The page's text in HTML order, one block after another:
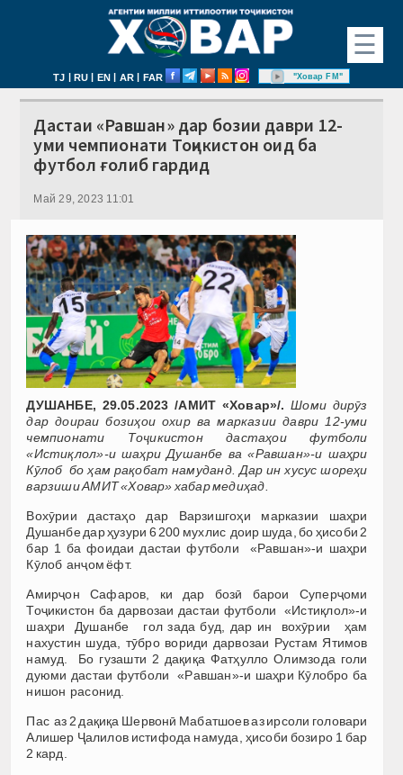
☰
TJ | RU | EN | AR | FAR "Ховар FM"
Дастаи «Равшан» дар бозии даври 12-
уми чемпионати Тоҷикистон оид ба
футбол ғолиб гардид
Май 29, 2023 11:01
ДУШАНБЕ, 29.05.2023 /АМИТ «Ховар»/. Шоми дирӯз
дар доираи бозиҳои охир ва марказии даври 12-уми
чемпионати Тоҷикистон дастаҳои футболи
«Истиқлол»-и шаҳри Душанбе ва «Равшан»-и шаҳри
Кӯлоб бо ҳам рақобат намуданд. Дар ин хусус шореҳи
варзиши АМИТ «Ховар» хабар медиҳад.
Вохӯрии дастаҳо дар Варзишгоҳи марказии шаҳри
Душанбе дар ҳузури 6 200 мухлис доир шуда, бо ҳисоби 2
бар 1 ба фоидаи дастаи футболи «Равшан»-и шаҳри
Кӯлоб анҷом ёфт.
Амирҷон Сафаров, ки дар бозӣ барои Суперҷоми
Тоҷикистон ба дарвозаи дастаи футболи «Истиқлол»-и
шаҳри Душанбе гол зада буд, дар ин вохӯрии ҳам
нахустин шуда, тӯбро вориди дарвозаи Рустам Ятимов
намуд. Бо гузашти 2 дақиқа Фатҳулло Олимзода голи
дуюми дастаи футболи «Равшан»-и шаҳри Кӯлобро ба
нишон расонид.
Пас аз 2 дақиқа Шервонӣ Мабатшоев аз ирсоли головари
Алишер Ҷалилов истифода намуда, ҳисоби бозиро 1 бар
2 кард.